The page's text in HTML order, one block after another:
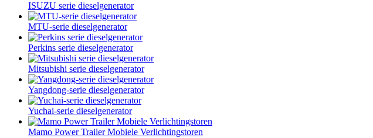
ISUZU serie dieselgenerator
MTU-serie dieselgenerator
Perkins serie dieselgenerator
Mitsubishi serie dieselgenerator
Yangdong-serie dieselgenerator
Yuchai-serie dieselgenerator
Mamo Power Trailer Mobiele Verlichtingstoren